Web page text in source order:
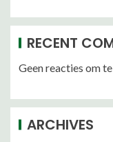
RECENT
Geen reacties om
ARCHIVES